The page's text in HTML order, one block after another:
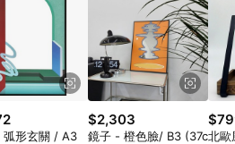
弧形玄關 / A3
$2,303
鏡子 - 橙色臉/ B3 (37c北歐